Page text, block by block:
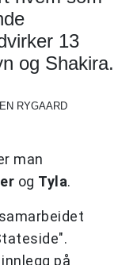
13
og Shakira.
RYGAARD
man
og Tyla.
på